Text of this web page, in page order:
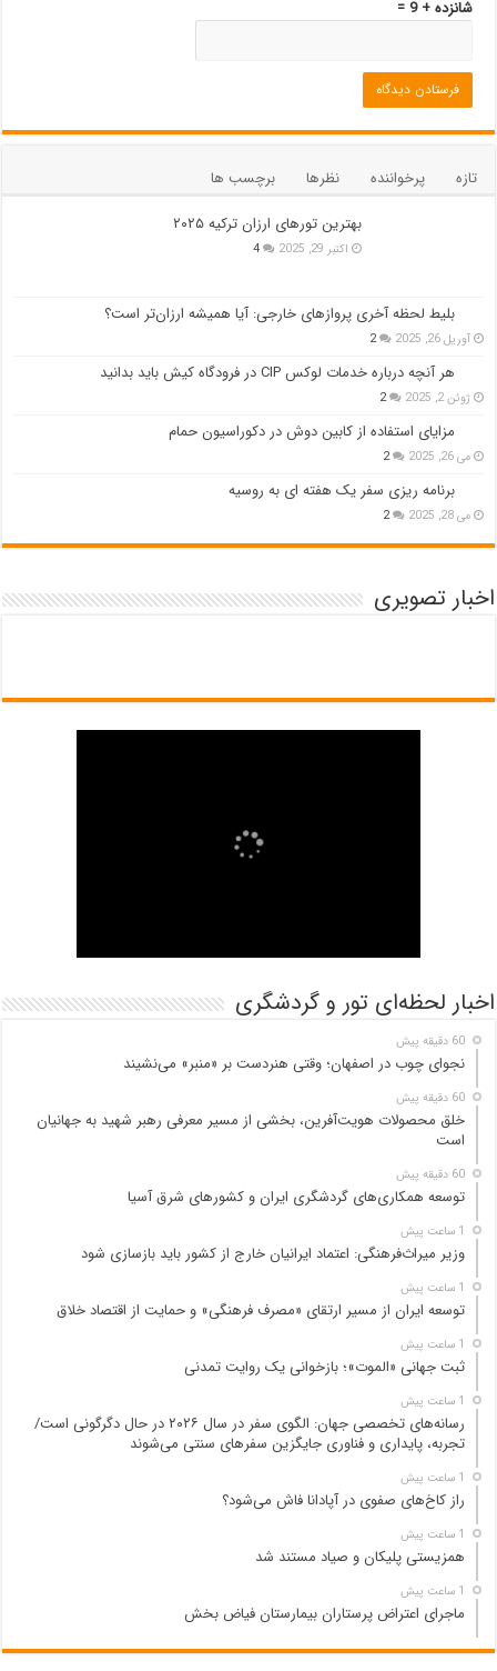
شانزده + 9 =
تازه پرخواننده نظرها
برچسب ها
بهترین تورهای ارزان ترکیه ۲۰۲۵
اکتبر 29, 2025 4
بلیط لحظه آخری پروازهای خارجی: آیا همیشه ارزان‌تر است؟
آوریل 26, 2025 2
هر آنچه درباره خدمات لوکس CIP در فرودگاه‌ کیش باید بدانید
ژوئن 2, 2025 2
مزایای استفاده از کابین دوش در دکوراسیون حمام
می 26, 2025 2
برنامه ریزی سفر یک هفته ای به روسیه
می 28, 2025 2
اخبار تصویری
اخبار لحظه‌ای تور و گردشگری
60 دقیقه پیش
نجوای چوب در اصفهان؛ وقتی هنردست بر «منبر» می‌نشیند
60 دقیقه پیش
خلق محصولات هویت‌آفرین، بخشی از مسیر معرفی رهبر شهید به جهانیان
است
60 دقیقه پیش
توسعه همکاری‌های گردشگری ایران و کشورهای شرق آسیا
1 ساعت پیش
وزیر میراث‌فرهنگی: اعتماد ایرانیان خارج از کشور باید بازسازی شود
1 ساعت پیش
توسعه ایران از مسیر ارتقای «مصرف فرهنگی» و حمایت از اقتصاد خلاق
1 ساعت پیش
ثبت جهانی «الموت»؛ بازخوانی یک روایت تمدنی
1 ساعت پیش
رسانه‌های تخصصی جهان: الگوی سفر در سال ۲۰۲۶ در حال دگرگونی است/
تجربه، پایداری و فناوری جایگزین سفرهای سنتی می‌شوند
1 ساعت پیش
راز کاخ‌های صفوی در آپادانا فاش می‌شود؟
1 ساعت پیش
همزیستی پلیکان و صیاد مستند شد
1 ساعت پیش
ماجرای اعتراض پرستاران بیمارستان فیاض بخش